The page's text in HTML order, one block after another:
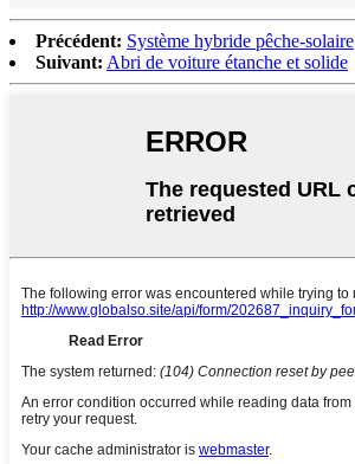
Précédent: Système hybride pêche-solaire
Suivant: Abri de voiture étanche et solide